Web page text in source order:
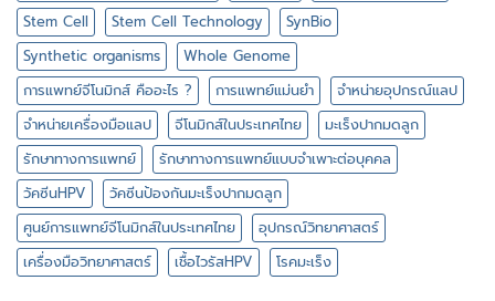
Stem Cell
Stem Cell Technology
SynBio
Synthetic organisms
Whole Genome
การแพทย์จีโนมิกส์ คืออะไร ?
การแพทย์แม่นยำ
จำหน่ายอุปกรณ์แลป
จำหน่ายเครื่องมือแลป
จีโนมิกส์ในประเทศไทย
มะเร็งปากมดลูก
รักษาทางการแพทย์
รักษาทางการแพทย์แบบจำเพาะต่อบุคคล
วัคซีนHPV
วัคซีนป้องกันมะเร็งปากมดลูก
ศูนย์การแพทย์จีโนมิกส์ในประเทศไทย
อุปกรณ์วิทยาศาสตร์
เครื่องมือวิทยาศาสตร์
เชื้อไวรัสHPV โรคมะเร็ง